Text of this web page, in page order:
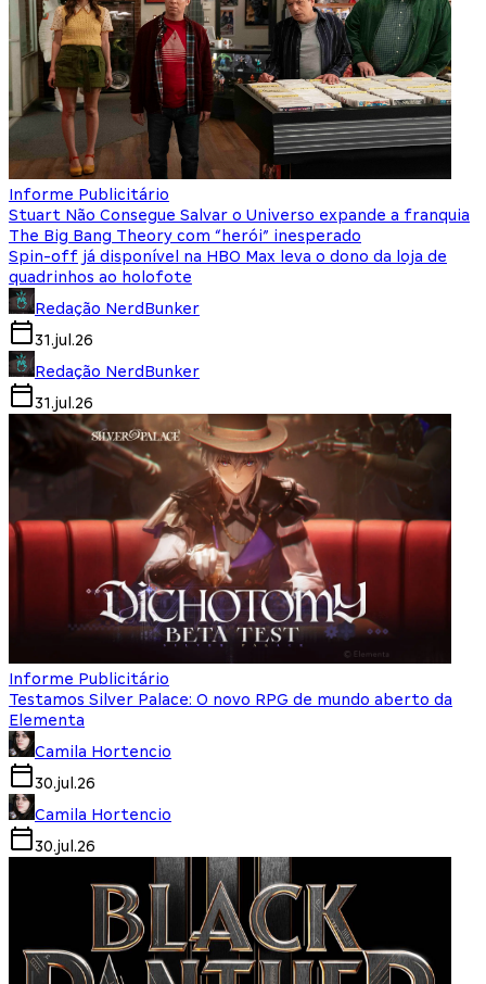
Informe Publicitário
Stuart Não Consegue Salvar o Universo expande a franquia
The Big Bang Theory com “herói” inesperado
Spin-off já disponível na HBO Max leva o dono da loja de
quadrinhos ao holofote
Redação NerdBunker
31.jul.26
Redação NerdBunker
31.jul.26
Informe Publicitário
Testamos Silver Palace: O novo RPG de mundo aberto da
Elementa
Camila Hortencio
30.jul.26
Camila Hortencio
30.jul.26